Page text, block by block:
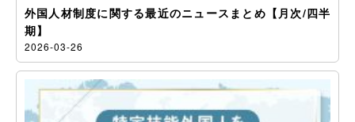
外国人材制度に関する最近のニュースまとめ【月次/四半
期】
2026-03-26